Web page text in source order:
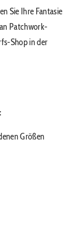
Sie Ihre Fantasie
Patchwork-
Shop in der
Größen